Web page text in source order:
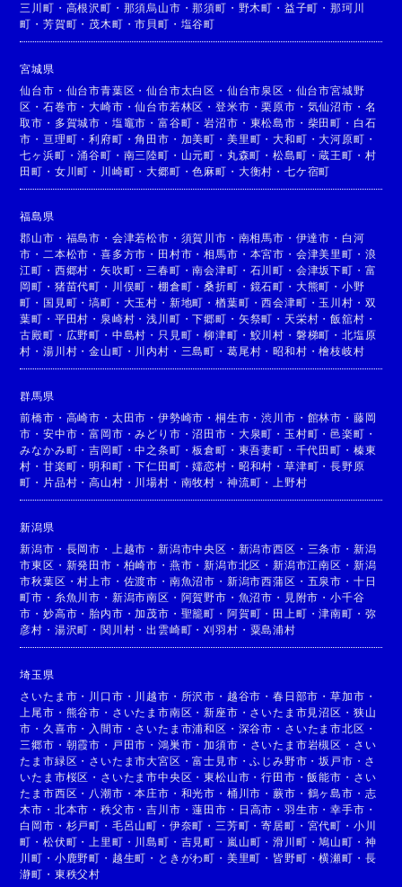
三川町 ・ 高根沢町 ・ 那須烏山市 ・那須町 ・ 野木町 ・ 益子町 ・那珂川
町 ・芳賀町 ・ 茂木町 ・市貝町 ・ 塩谷町
宮城県
仙台市 ・ 仙台市青葉区 ・仙台市太白区 ・ 仙台市泉区 ・ 仙台市宮城野
区 ・石巻市 ・大崎市 ・仙台市若林区 ・登米市 ・栗原市 ・ 気仙沼市 ・ 名
取市 ・ 多賀城市 ・ 塩竈市 ・富谷町 ・岩沼市 ・ 東松島市 ・ 柴田町 ・ 白石
市 ・ 亘理町 ・利府町 ・角田市 ・ 加美町 ・ 美里町 ・大和町 ・大河原町 ・
七ヶ浜町 ・涌谷町 ・ 南三陸町 ・ 山元町 ・ 丸森町 ・松島町 ・蔵王町 ・ 村
田町 ・ 女川町 ・ 川崎町 ・大郷町 ・色麻町 ・ 大衡村 ・ 七ケ宿町
福島県
郡山市 ・ 福島市 ・ 会津若松市 ・ 須賀川市 ・ 南相馬市 ・ 伊達市 ・ 白河
市 ・二本松市 ・喜多方市 ・ 田村市 ・相馬市 ・ 本宮市 ・ 会津美里町 ・ 浪
江町 ・ 西郷村 ・矢吹町 ・三春町 ・南会津町 ・ 石川町 ・ 会津坂下町 ・ 富
岡町 ・ 猪苗代町 ・ 川俣町 ・棚倉町 ・桑折町 ・ 鏡石町 ・ 大熊町 ・ 小野
町 ・ 国見町 ・塙町 ・ 大玉村 ・ 新地町 ・楢葉町 ・西会津町 ・ 玉川村 ・ 双
葉町 ・ 平田村 ・ 泉崎村 ・浅川町 ・下郷町 ・ 矢祭町 ・ 天栄村 ・飯舘村 ・
古殿町 ・ 広野町 ・ 中島村 ・ 只見町 ・柳津町 ・ 鮫川村 ・ 磐梯町 ・ 北塩原
村 ・湯川村 ・金山町 ・ 川内村 ・ 三島町 ・ 葛尾村 ・昭和村 ・檜枝岐村
群馬県
前橋市 ・ 高崎市 ・ 太田市 ・伊勢崎市 ・桐生市 ・渋川市 ・ 館林市 ・ 藤岡
市 ・安中市 ・富岡市 ・みどり市 ・沼田市 ・ 大泉町 ・ 玉村町 ・邑楽町 ・
みなかみ町 ・吉岡町 ・中之条町 ・板倉町 ・ 東吾妻町 ・ 千代田町 ・ 榛東
村 ・甘楽町 ・明和町 ・下仁田町 ・嬬恋村 ・ 昭和村 ・ 草津町 ・長野原
町 ・ 片品村 ・高山村 ・ 川場村 ・ 南牧村 ・ 神流町 ・上野村
新潟県
新潟市 ・ 長岡市 ・ 上越市 ・新潟市中央区 ・ 新潟市西区 ・ 三条市 ・ 新潟
市東区 ・ 新発田市 ・ 柏崎市 ・ 燕市 ・新潟市北区 ・新潟市江南区 ・ 新潟
市秋葉区 ・村上市 ・ 佐渡市 ・ 南魚沼市 ・ 新潟市西蒲区 ・ 五泉市 ・ 十日
町市 ・ 糸魚川市 ・ 新潟市南区 ・ 阿賀野市 ・ 魚沼市 ・ 見附市 ・小千谷
市 ・妙高市 ・ 胎内市 ・加茂市 ・ 聖籠町 ・ 阿賀町 ・ 田上町 ・津南町 ・ 弥
彦村 ・ 湯沢町 ・関川村 ・出雲崎町 ・刈羽村 ・ 粟島浦村
埼玉県
さいたま市 ・ 川口市 ・ 川越市 ・ 所沢市 ・ 越谷市 ・春日部市 ・草加市 ・
上尾市 ・ 熊谷市 ・ さいたま市南区 ・新座市 ・ さいたま市見沼区 ・ 狭山
市 ・ 久喜市 ・ 入間市 ・ さいたま市浦和区 ・ 深谷市 ・ さいたま市北区 ・
三郷市 ・ 朝霞市 ・ 戸田市 ・鴻巣市 ・加須市 ・ さいたま市岩槻区 ・ さい
たま市緑区 ・ さいたま市大宮区 ・富士見市 ・ふじみ野市 ・坂戸市 ・ さ
いたま市桜区 ・ さいたま市中央区 ・東松山市 ・行田市 ・飯能市 ・ さい
たま市西区 ・ 八潮市 ・本庄市 ・ 和光市 ・ 桶川市 ・蕨市 ・ 鶴ヶ島市 ・ 志
木市 ・ 北本市 ・秩父市 ・吉川市 ・蓮田市 ・ 日高市 ・ 羽生市 ・幸手市 ・
白岡市 ・ 杉戸町 ・ 毛呂山町 ・ 伊奈町 ・三芳町 ・寄居町 ・ 宮代町 ・ 小川
町 ・松伏町 ・上里町 ・ 川島町 ・ 吉見町 ・ 嵐山町 ・滑川町 ・鳩山町 ・ 神
川町 ・ 小鹿野町 ・ 越生町 ・ ときがわ町 ・ 美里町 ・ 皆野町 ・横瀬町 ・ 長
瀞町 ・ 東秩父村